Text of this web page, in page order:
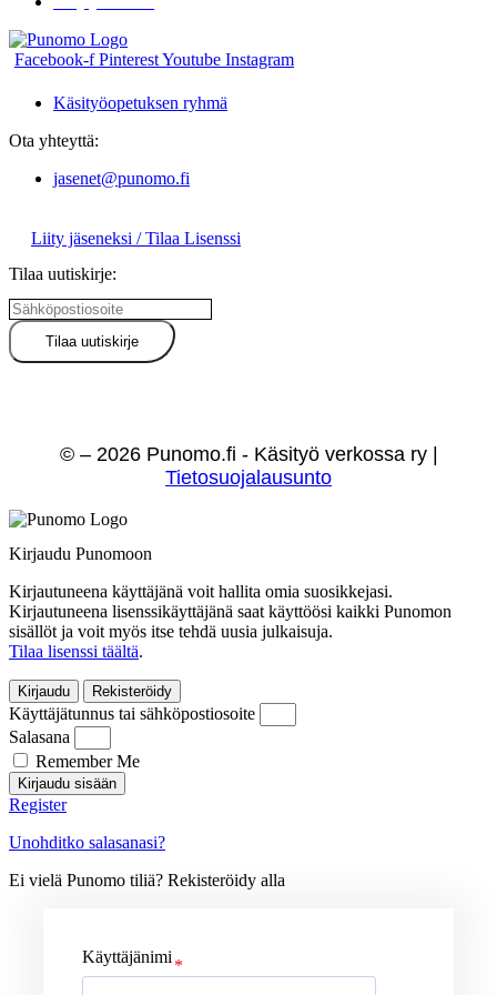
Facebook-f PinterestYoutube Instagram
Käsityöopetuksen ryhmä
Ota yhteyttä:
jasenet@punomo.fi
Liity jäseneksi / Tilaa Lisenssi
Tilaa uutiskirje:
© – 2026 Punomo.fi - Käsityö verkossa ry |
Tietosuojalausunto
Kirjaudu Punomoon
Kirjautuneena käyttäjänä voit hallita omia suosikkejasi.
Kirjautuneena lisenssikäyttäjänä saat käyttöösi kaikki Punomon
sisällöt ja voit myös itse tehdä uusia julkaisuja.
Tilaa lisenssi täältä.
Kirjaudu Rekisteröidy
Käyttäjätunnus tai sähköpostiosoite
Salasana
Remember Me
Kirjaudu sisään
Register
Unohditko salasanasi?
Ei vielä Punomo tiliä? Rekisteröidy alla
Käyttäjänimi